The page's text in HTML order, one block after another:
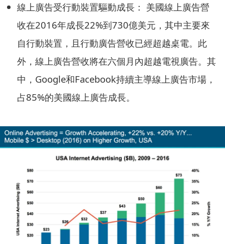
線上廣告受行動裝置驅動成長： 美國線上廣告營
收在2016年成長22%到730億美元，其中主要來
自行動裝置，且行動廣告營收已經超越桌電。此
外，線上廣告營收將在六個月內超越電視廣告。其
中，Google和Facebook持續主導線上廣告市場，
占85%的美國線上廣告成長。